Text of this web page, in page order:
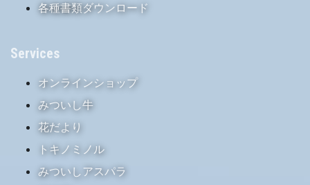
各種書類ダウンロード
Services
オンラインショップ
みついし牛
花だより
トキノミノル
みついしアスパラ